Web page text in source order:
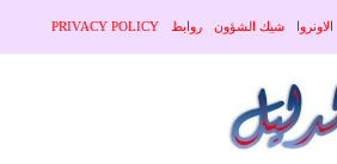
الاونروا شيك الشؤون روابط PRIVACY POLICY